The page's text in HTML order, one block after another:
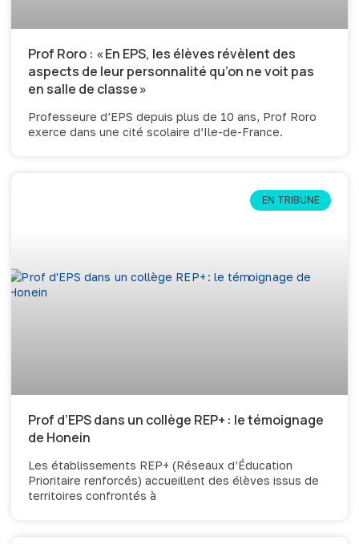
Prof Roro : « En EPS, les élèves révèlent des
aspects de leur personnalité qu’on ne voit pas
en salle de classe »
Professeure d’EPS depuis plus de 10 ans, Prof Roro
exerce dans une cité scolaire d’Ile-de-France.
EN TRIBUNE
Prof d’EPS dans un collège REP+ : le témoignage
de Honein
Les établissements REP+ (Réseaux d’Éducation
Prioritaire renforcés) accueillent des élèves issus de
territoires confrontés à